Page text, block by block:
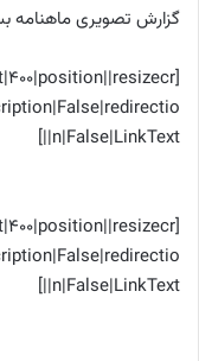
گزارش تصویری ماهنامه
n|False|LinkText||]
n|False|LinkText||]